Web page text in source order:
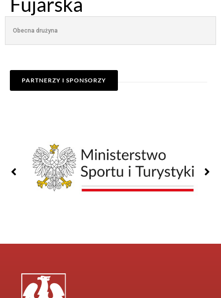
Obecna drużyna
PARTNERZY I SPONSORZY